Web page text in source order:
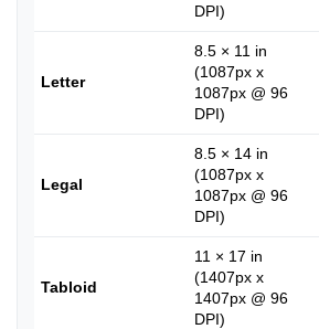
DPI)
Letter
8.5 × 11 in
(1087px x
1087px @ 96
DPI)
Legal
8.5 × 14 in
(1087px x
1087px @ 96
DPI)
Tabloid
11 × 17 in
(1407px x
1407px @ 96
DPI)